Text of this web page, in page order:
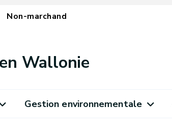
Non-marchand
Wallonie
Gestion environnementale